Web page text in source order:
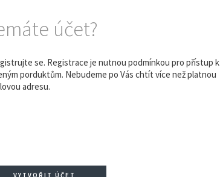
účet?
se. Registrace je nutnou podmínkou pro přístup k
porduktům. Nebudeme po Vás chtít více než platnou
adresu.
VYTVOŘIT ÚČET